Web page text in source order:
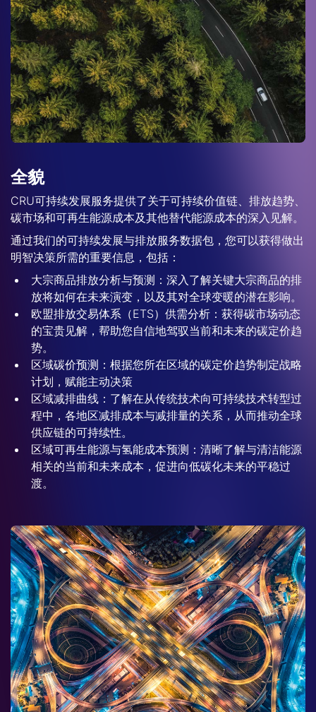
全貌
CRU可持续发展服务提供了关于可持续价值链、排放趋势、
碳市场和可再生能源成本及其他替代能源成本的深入见解。
通过我们的可持续发展与排放服务数据包，您可以获得做出
明智决策所需的重要信息，包括：
大宗商品排放分析与预测：深入了解关键大宗商品的排
放将如何在未来演变，以及其对全球变暖的潜在影响。
欧盟排放交易体系（ETS）供需分析：获得碳市场动态
的宝贵见解，帮助您自信地驾驭当前和未来的碳定价趋
势。
区域碳价预测：根据您所在区域的碳定价趋势制定战略
计划，赋能主动决策
区域减排曲线：了解在从传统技术向可持续技术转型过
程中，各地区减排成本与减排量的关系，从而推动全球
供应链的可持续性。
区域可再生能源与氢能成本预测：清晰了解与清洁能源
相关的当前和未来成本，促进向低碳化未来的平稳过
渡。